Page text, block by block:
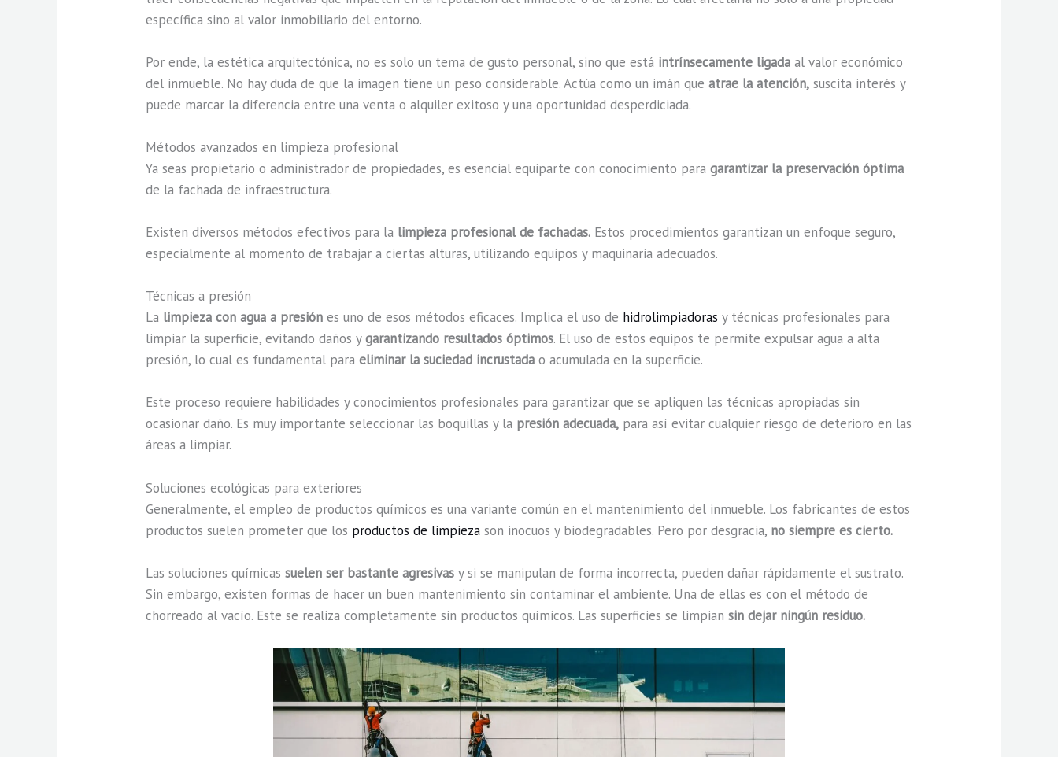
específica sino al valor inmobiliario del entorno.
Por ende, la estética arquitectónica, no es solo un tema de gusto personal, sino que está intrínsecamente ligada al valor económico
del inmueble. No hay duda de que la imagen tiene un peso considerable. Actúa como un imán queatrae la atención, suscita interés y
puede marcar la diferencia entre una venta o alquiler exitoso y una oportunidad desperdiciada.
Métodos avanzados en limpieza profesional
Ya seas propietario o administrador de propiedades, es esencial equiparte con conocimiento paragarantizar la preservación óptima
de la fachada de infraestructura.
Existen diversos métodos efectivos para la limpieza profesional de fachadas. Estos procedimientos garantizan un enfoque seguro,
especialmente al momento de trabajar a ciertas alturas, utilizando equipos y maquinaria adecuados.
Técnicas a presión
La limpieza con agua a presión es uno de esos métodos eficaces. Implica el uso de hidrolimpiadoras y técnicas profesionales para
limpiar la superficie, evitando daños ygarantizando resultados óptimos. El uso de estos equipos te permite expulsar agua a alta
presión, lo cual es fundamental paraeliminar la suciedad incrustadao acumulada en la superficie.
Este proceso requiere habilidades y conocimientos profesionales para garantizar que se apliquen las técnicas apropiadas sin
ocasionar daño. Es muy importante seleccionar las boquillas y la presión adecuada, para así evitar cualquier riesgo de deterioro en las
áreas a limpiar.
Soluciones ecológicas para exteriores
Generalmente, el empleo de productos químicos es una variante común en el mantenimiento del inmueble. Los fabricantes de estos
productos suelen prometer que los productos de limpieza son inocuos y biodegradables. Pero por desgracia, no siempre es cierto.
Las soluciones químicassuelen ser bastante agresivas y si se manipulan de forma incorrecta, pueden dañar rápidamente el sustrato.
Sin embargo, existen formas de hacer un buen mantenimiento sin contaminar el ambiente. Una de ellas es con el método de
chorreado al vacío. Este se realiza completamente sin productos químicos. Las superficies se limpiansin dejar ningún residuo.